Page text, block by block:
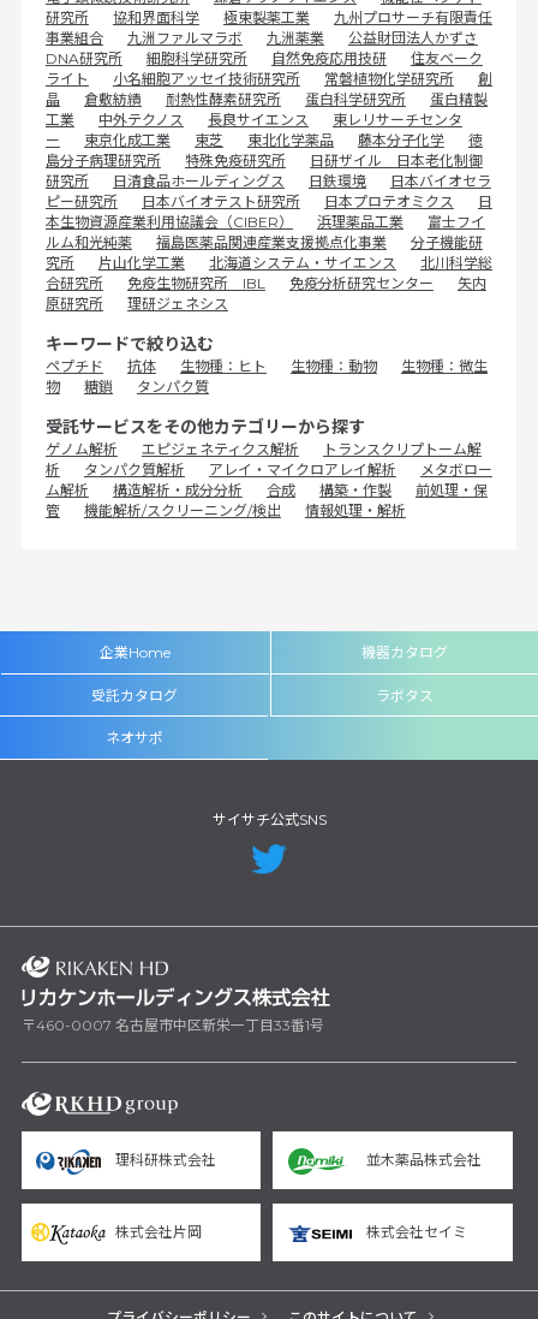
研究所
協和界面科学 極東製薬工業
九州プロサーチ有限責任
事業組合
九洲ファルマラボ 九洲薬業
公益財団法人かずさ
DNA研究所
細胞科学研究所 自然免疫応用技研
住友ベーク
ライト
小名細胞アッセイ技術研究所 常磐植物化学研究所
創
晶
倉敷紡績 耐熱性酵素研究所 蛋白科学研究所
蛋白精製
工業
中外テクノス 長良サイエンス
東レリサーチセンタ
ー
東京化成工業 東芝 東北化学薬品 藤本分子化学
徳
島分子病理研究所
特殊免疫研究所
日研ザイル 日本老化制御
研究所
日清食品ホールディングス 日鉄環境
日本バイオセラ
ピー研究所
日本バイオテスト研究所 日本プロテオミクス
日
本生物資源産業利用協議会（CIBER）
浜理薬品工業
富士フイ
ルム和光純薬
福島医薬品関連産業支援拠点化事業
分子機能研
究所
片山化学工業 北海道システム・サイエンス
北川科学総
合研究所
免疫生物研究所 IBL 免疫分析研究センター
矢内
原研究所
理研ジェネシス
キーワードで絞り込む
ペプチド 抗体 生物種：ヒト 生物種：動物
生物種：微生
物
糖鎖 タンパク質
受託サービスをその他カテゴリーから探す
ゲノム解析 エピジェネティクス解析
トランスクリプトーム解
析
タンパク質解析 アレイ・マイクロアレイ解析
メタボロー
ム解析
構造解析・成分分析 合成 構築・作製
前処理・保
管
機能解析/スクリーニング/検出 情報処理・解析
企業Home 機器カタログ
受託カタログ ラボタス
ネオサポ
サイサチ公式SNS
〒460-0007 名古屋市中区新栄一丁目33番1号
理科研株式会社 並木薬品株式会社
株式会社片岡 株式会社セイミ